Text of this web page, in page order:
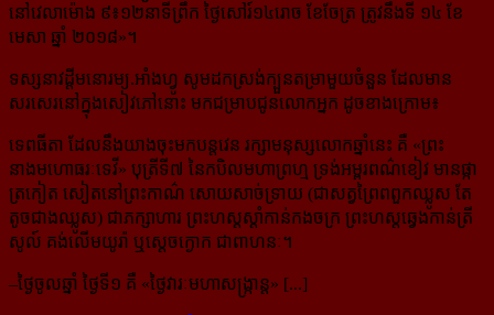
នៅវេលាម៉ោង ៩៖១២នាទីព្រឹក ថ្ងៃសៅរ៍១៤រោច ខែចែត្រ ត្រូវនឹងទី ១៤ ខែ
មេសា ឆ្នាំ ២០១៨»។
ទស្សនាវដ្ដីមនោរម្យ.អាំងហ្វូ សូមដកស្រង់ក្បួនតម្រាមួយចំនួន ដែលមាន
សរសេរនៅក្នុងសៀវភៅនោះ មកជម្រាបជូនលោកអ្នក ដូចខាងក្រោម៖
ទេពធីតា ដែលនឹងយាងចុះមកបន្តវេន រក្សាមនុស្សលោកឆ្នាំនេះ គឺ «ព្រះ
នាងមហោធរៈទេវី» បុត្រីទី៧ នៃកបិលមហាព្រហ្ម ទ្រង់អម្ពរពណ៌ខៀវ មានផ្កា
ត្រកៀត សៀតនៅព្រះកាណ៌ សោយសាច់ទ្រាយ (ជាសត្វព្រៃពពួកឈ្លូស តែ
តូចជាងឈ្លូស) ជាភក្សាហារ ព្រះហស្តស្តាំកាន់កងចក្រ ព្រះហស្តឆ្វេងកាន់ត្រី
សូល៍ គង់លើមយូរ៉ា ឬស្ដេចក្ងោក ជាពាហនៈ។
–ថ្ងៃចូលឆ្នាំ ថ្ងៃទី១ គឺ «ថ្ងៃវារៈមហាសង្ក្រាន្ត» [...]